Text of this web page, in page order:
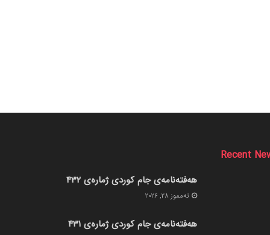
Recent
هەفتەنامەی جام کوردی ژمارەی 432
ته‌مموز 28, 2026
هەفتەنامەی جام کوردی ژمارەی 431